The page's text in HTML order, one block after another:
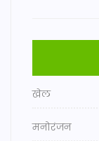
खेल
मनोरंजन